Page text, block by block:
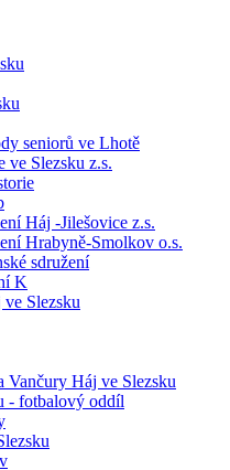
seniorů ve Lhotě
ve Slezsku z.s.
Háj -Jilešovice z.s.
Hrabyně-Smolkov o.s.
sdružení
K
Slezsku
Vančury Háj ve Slezsku
- fotbalový oddíl